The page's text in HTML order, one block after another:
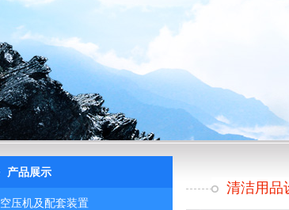
产品展示
空压机及配套装置
清洁用品